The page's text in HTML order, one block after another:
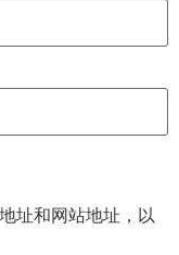
址和网站地址，以